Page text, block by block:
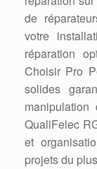
de
votre
réparation
Choisir Pro
solides
QualiFelec
et
projets du